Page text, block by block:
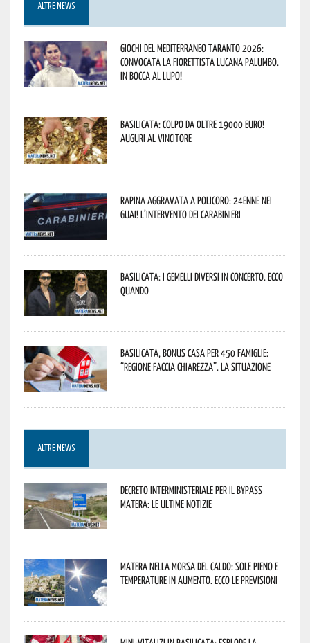
ALTRE NEWS
Giochi del Mediterraneo Taranto 2026:
convocata la fiorettista lucana Palumbo.
In bocca al lupo!
Basilicata: colpo da oltre 19000 Euro!
Auguri al vincitore
Rapina aggravata a Policoro: 24enne nei
guai! L’intervento dei Carabinieri
Basilicata: i Gemelli DiVersi in concerto. Ecco
quando
Basilicata, Bonus casa per 450 famiglie:
“Regione faccia chiarezza”. La situazione
ALTRE NEWS
Decreto interministeriale per il Bypass
Matera: le ultime notizie
Matera nella morsa del caldo: sole pieno e
temperature in aumento. Ecco le previsioni